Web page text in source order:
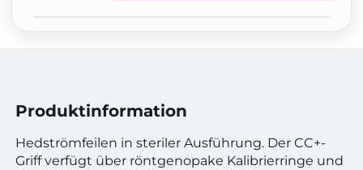
Produktinformation
Hedströmfeilen in steriler Ausführung. Der CC+-
Griff verfügt über röntgenopake Kalibrierringe und